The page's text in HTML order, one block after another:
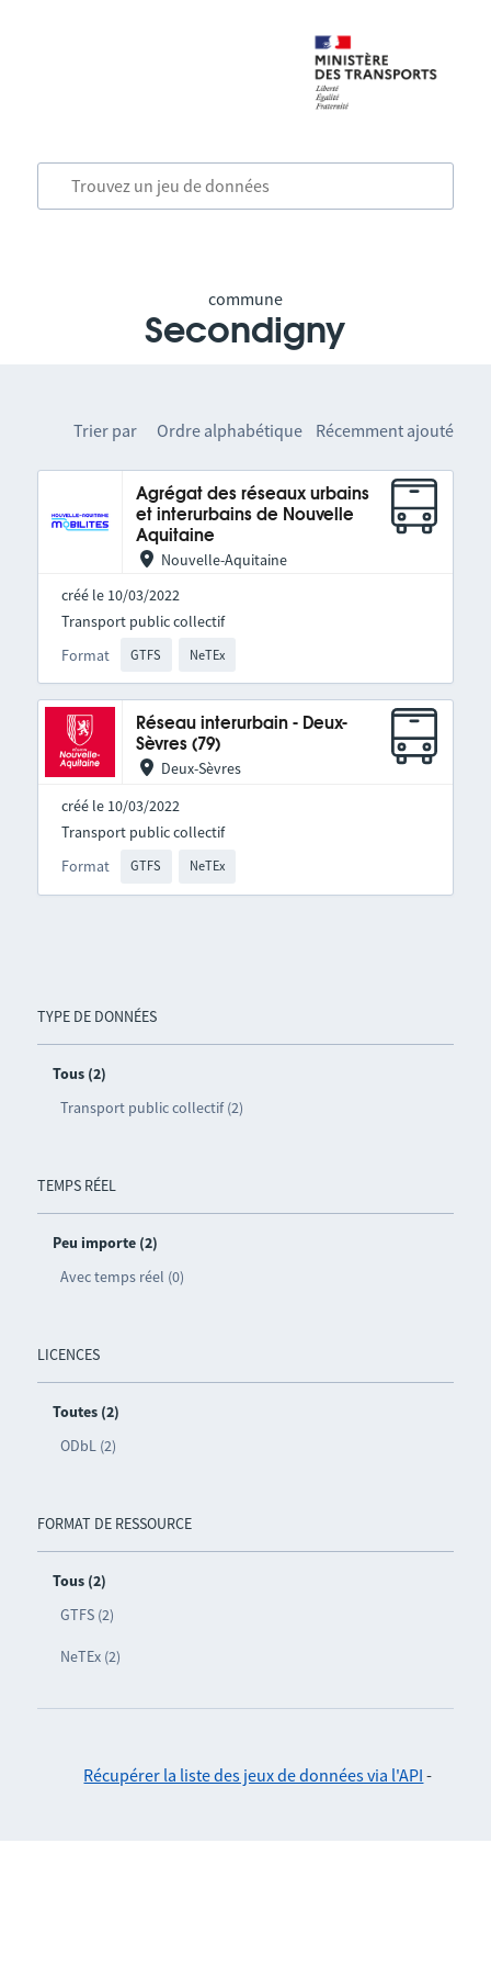
commune
Secondigny
TYPE DE DONNÉES
Tous (2)
Transport public collectif (2)
TEMPS RÉEL
Peu importe (2)
Avec temps réel (0)
LICENCES
Toutes (2)
ODbL (2)
FORMAT DE RESSOURCE
Tous (2)
GTFS (2)
NeTEx (2)
Trier par Ordre alphabétique Récemment ajouté
Agrégat des réseaux urbains
et interurbains de Nouvelle
Aquitaine
Nouvelle-Aquitaine
créé le 10/03/2022
Format GTFS NeTEx
Transport public collectif
Réseau interurbain - Deux-
Sèvres (79)
Deux-Sèvres
créé le 10/03/2022
Format GTFS NeTEx
Transport public collectif
Récupérer la liste des jeux de données via l'API -